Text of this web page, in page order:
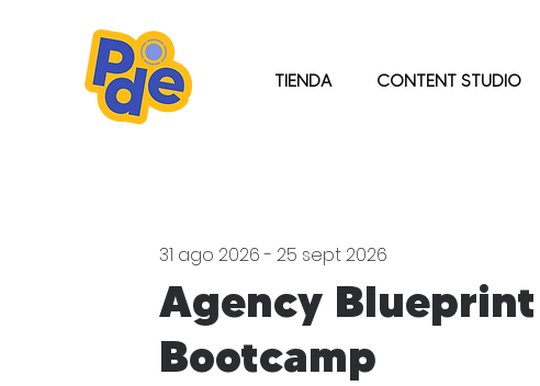
TIENDA CONTENT STUDIO
Agency Blueprint
Bootcamp
31 ago 2026 - 25 sept 2026